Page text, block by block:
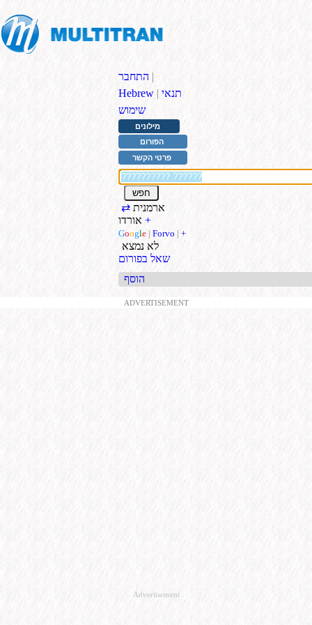
התחבר |
Hebrew | תנאי
שימוש
מילונים
הפורום
פרטי הקשר
ארמנית ⇄
אורדו+
Google | Forvo | +
לא נמצא
שאל בפורום
הוסף
ADVERTISEMENT
Advertisement